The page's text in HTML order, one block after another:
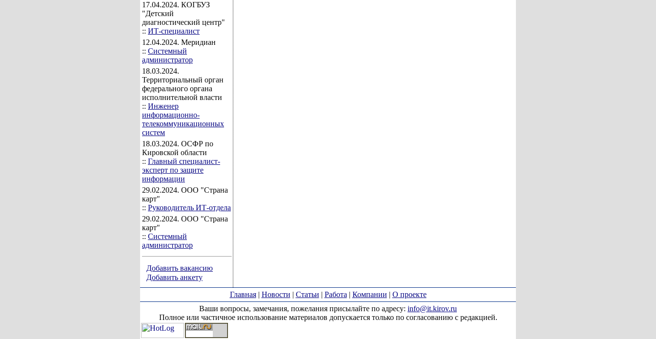
17.04.2024. КОГБУЗ
"Детский
диагностический центр"
:: ИТ-специалист
12.04.2024. Меридиан
:: Системный
администратор
18.03.2024.
Территориальный орган
федерального органа
исполнительной власти
:: Инженер
информационно-
телекоммуникационных
систем
18.03.2024. ОСФР по
Кировской области
:: Главный специалист-
эксперт по защите
информации
29.02.2024. ООО "Страна
карт"
:: Руководитель ИТ-отдела
29.02.2024. ООО "Страна
карт"
:: Системный
администратор
Добавить вакансию
Добавить анкету
Главная| Новости | Статьи | Работа | Компании | О проекте
Ваши вопросы, замечания, пожелания присылайте по адресу: info@it.kirov.ru
Полное или частичное использование материалов допускается только по согласованию с редакцией.